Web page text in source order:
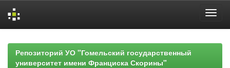
navigationРепозиторий УО "Гомельский государственный
университет имени Франциска Скорины"